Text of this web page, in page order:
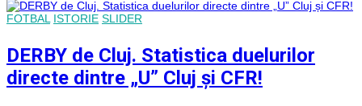
Arena
cu
marea
rivală
FOTBAL ISTORIE SLIDER
DERBY de Cluj. Statistica duelurilor
directe dintre „U” Cluj și CFR!